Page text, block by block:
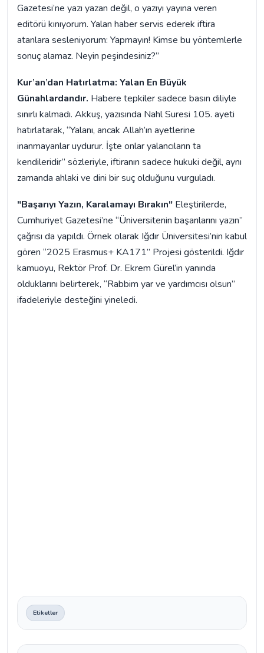
Gazetesi’ne yazı yazan değil, o yazıyı yayına veren
editörü kınıyorum. Yalan haber servis ederek iftira
atanlara sesleniyorum: Yapmayın! Kimse bu yöntemlerle
sonuç alamaz. Neyin peşindesiniz?”
Kur’an’dan Hatırlatma: Yalan En Büyük
Günahlardandır. Habere tepkiler sadece basın diliyle
sınırlı kalmadı. Akkuş, yazısında Nahl Suresi 105. ayeti
hatırlatarak, “Yalanı, ancak Allah’ın ayetlerine
inanmayanlar uydurur. İşte onlar yalancıların ta
kendileridir” sözleriyle, iftiranın sadece hukuki değil, aynı
zamanda ahlaki ve dini bir suç olduğunu vurguladı.
"Başarıyı Yazın, Karalamayı Bırakın" Eleştirilerde,
Cumhuriyet Gazetesi’ne “Üniversitenin başarılarını yazın”
çağrısı da yapıldı. Örnek olarak Iğdır Üniversitesi’nin kabul
gören “2025 Erasmus+ KA171” Projesi gösterildi. Iğdır
kamuoyu, Rektör Prof. Dr. Ekrem Gürel’in yanında
olduklarını belirterek, “Rabbim yar ve yardımcısı olsun”
ifadeleriyle desteğini yineledi.
Etiketler